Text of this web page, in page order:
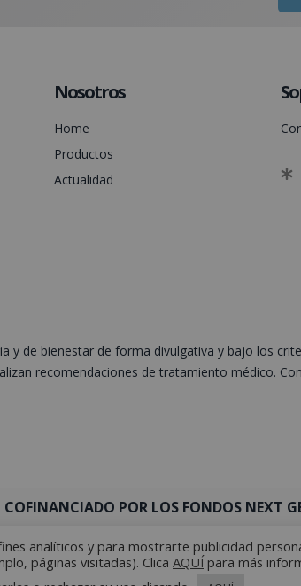
Nosotros
Home
Productos
Actualidad
y de bienestar de forma divulgativa y bajo los
recomendaciones de tratamiento médico.
POR LOS FONDOS NEXT
analíticos y para mostrarte publicidad
páginas visitadas). Clica AQUÍ para más